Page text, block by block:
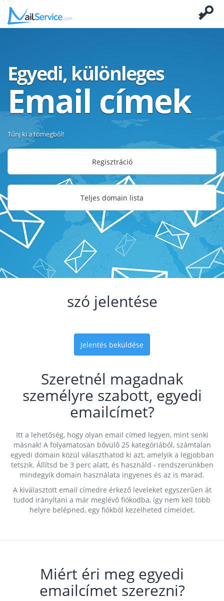
Egyedi, különleges
Email címek
Tűnj ki a tömegből!
Regisztráció
Teljes domain lista
szó jelentése
Jelentés beküldése
Szeretnél magadnak
személyre szabott, egyedi
emailcímet?
Itt a lehetőség, hogy olyan email címed legyen, mint senki
másnak! A folyamatosan bővülő 25 kategóriából, számtalan
egyedi domain közül választhatod ki azt, amelyik a legjobban
tetszik. Állítsd be 3 perc alatt, és használd - rendszerünkben
mindegyik domain használata ingyenes és az is marad.
A kiválasztott email címedre érkező leveleket egyszerűen át
tudod irányítani a már meglévő fiókodba, így nem kell több
helyre belépned, egy fiókból kezelheted címeidet.
Miért éri meg egyedi
emailcímet szerezni?